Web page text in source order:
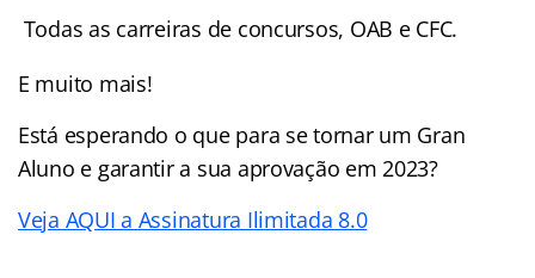
Todas as carreiras de concursos, OAB e CFC.
E muito mais!
Está esperando o que para se tornar um Gran
Aluno e garantir a sua aprovação em 2023?
Veja AQUI a Assinatura Ilimitada 8.0